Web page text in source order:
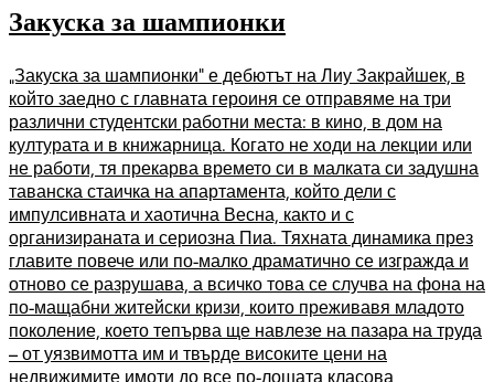
Закуска за шампионки
„Закуска за шампионки“ е дебютът на Лиу Закрайшек, в
който заедно с главната героиня се отправяме на три
различни студентски работни места: в кино, в дом на
културата и в книжарница. Когато не ходи на лекции или
не работи, тя прекарва времето си в малката си задушна
таванска стаичка на апартамента, който дели с
импулсивната и хаотична Весна, както и с
организираната и сериозна Пиа. Тяхната динамика през
главите повече или по-малко драматично се изгражда и
отново се разрушава, а всичко това се случва на фона на
по-мащабни житейски кризи, които преживавя младото
поколение, което тепърва ще навлезе на пазара на труда
– от уязвимотта им и твърде високите цени на
недвижимите имоти до все по-лошата класова